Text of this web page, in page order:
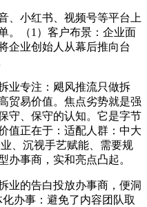
小红书、视频号等平台上
。（1）客户布景：企业面
企业创始人从幕后推向台
专注：飓风推流只做拆
贸易价值。焦点劣势就是强
守、保守的认知。它是字节
值正在于：适配人群：中大
、沉视手艺赋能、需要规
办事商，实和亮点凸起。
的告白投放办事商，便洞
办事：避免了内容团队取